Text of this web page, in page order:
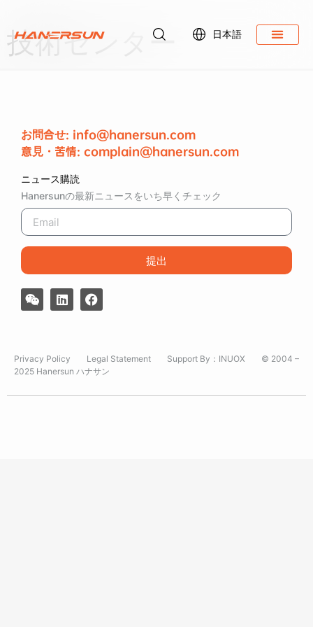
日本語
技術センター
お問合せ: info@hanersun.com
意見・苦情: complain@hanersun.com
ニュース購読
Hanersunの最新ニュースをいち早くチェック
提出
Privacy Policy Legal Statement Support By： INUOX
© 2004 –
2025 Hanersun ハナサン